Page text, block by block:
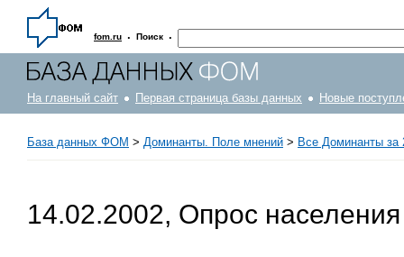
fom.ru · Поиск ·
На главный сайт Первая страница базы данных Новые
База данных ФОМ > Доминанты. Поле мнений > Все Доминанты за
14.02.2002, Опрос населения